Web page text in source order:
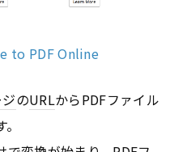
to PDF Online
のURLからPDFファイル